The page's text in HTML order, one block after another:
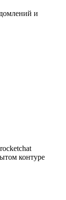
и
контуре